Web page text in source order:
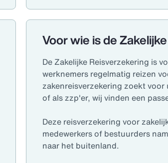
Voor wie is de
De Zakelijke Reisverzekering is
werknemers regelmatig reizen
zakenreisverzekering zoekt
of als zzp'er, wij vinden een
Deze reisverzekering voor
medewerkers of bestuurders
naar het buitenland.